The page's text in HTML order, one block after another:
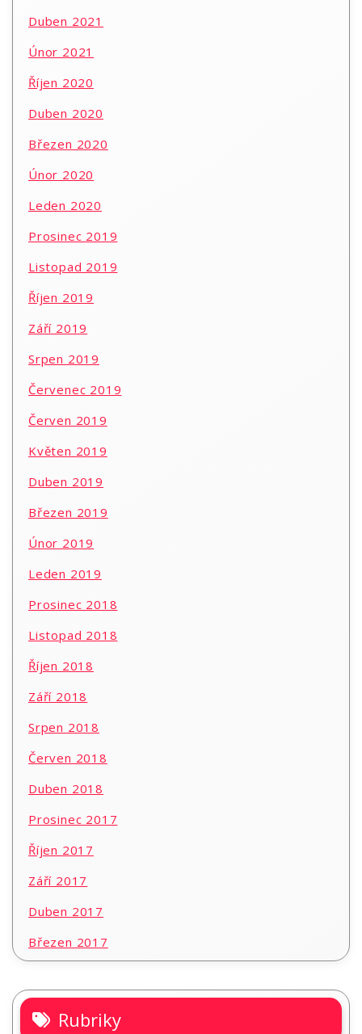
Duben 2021
Únor 2021
Říjen 2020
Duben 2020
Březen 2020
Únor 2020
Leden 2020
Prosinec 2019
Listopad 2019
Říjen 2019
Září 2019
Srpen 2019
Červenec 2019
Červen 2019
Květen 2019
Duben 2019
Březen 2019
Únor 2019
Leden 2019
Prosinec 2018
Listopad 2018
Říjen 2018
Září 2018
Srpen 2018
Červen 2018
Duben 2018
Prosinec 2017
Říjen 2017
Září 2017
Duben 2017
Březen 2017
Rubriky